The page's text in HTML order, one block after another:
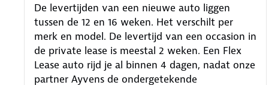
De levertijden van een nieuwe auto liggen
tussen de 12 en 16 weken. Het verschilt per
merk en model. De levertijd van een occasion in
de private lease is meestal 2 weken. Een Flex
Lease auto rijd je al binnen 4 dagen, nadat onze
partner Ayvens de ondergetekende